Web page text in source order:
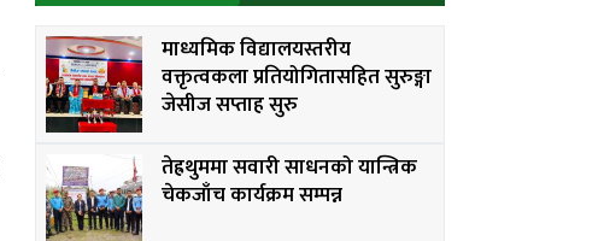
माध्यमिक विद्यालयस्तरीय
वक्तृत्वकला प्रतियोगितासहित सुरुङ्गा
जेसीज सप्ताह सुरु
तेह्रथुममा सवारी साधनको यान्त्रिक
चेकजाँच कार्यक्रम सम्पन्न